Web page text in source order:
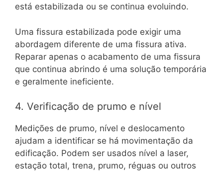
está estabilizada ou se continua evoluindo.
Uma fissura estabilizada pode exigir uma
abordagem diferente de uma fissura ativa.
Reparar apenas o acabamento de uma fissura
que continua abrindo é uma solução temporária
e geralmente ineficiente.
4. Verificação de prumo e nível
Medições de prumo, nível e deslocamento
ajudam a identificar se há movimentação da
edificação. Podem ser usados nível a laser,
estação total, trena, prumo, réguas ou outros